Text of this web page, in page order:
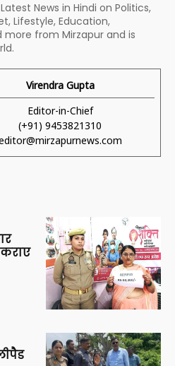
News in Hindi on Politics,
Lifestyle, Education,
from Mirzapur and is
Virendra Gupta
Editor-in-Chief
(+91) 9453821310